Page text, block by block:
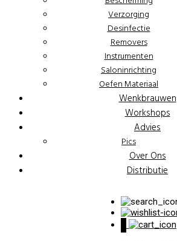
Verzorging
Desinfectie
Removers
Instrumenten
Saloninrichting
Oefen Materiaal
Wenkbrauwen
Workshops
Advies
Pics
Over Ons
Distributie